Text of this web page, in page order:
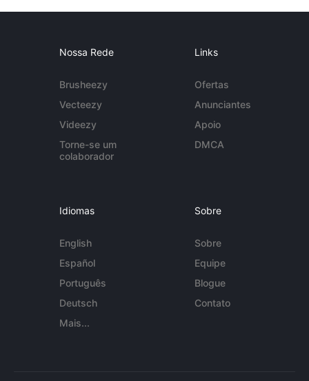
Nossa Rede
Brusheezy
Vecteezy
Videezy
Torne-se um
colaborador
Links
Ofertas
Anunciantes
Apoio
DMCA
Idiomas
English
Español
Português
Deutsch
Mais...
Sobre
Sobre
Equipe
Blogue
Contato